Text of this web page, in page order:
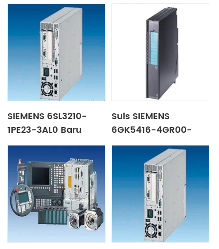
SIEMENS 6SL3210-
1PE23-3AL0 Baru
dalam stok
Suis SIEMENS
6GK5416-4GR00-
2AM2